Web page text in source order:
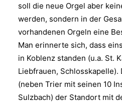
soll die neue Orgel aber
werden, sondern in der
vorhandenen Orgeln eine
Man erinnerte sich, dass
in Koblenz standen (u.a. St.
Liebfrauen, Schlosskapelle).
(neben Trier mit seinen 10
Sulzbach) der Standort mit